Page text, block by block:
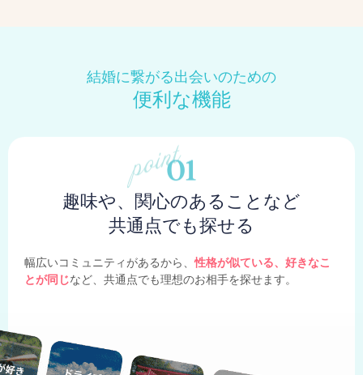
結婚に繋がる出会いのための
便利な機能
趣味や、関心のあることなど
共通点でも探せる
幅広いコミュニティがあるから、性格が似ている、好きなこ
とが同じなど、共通点でも理想のお相手を探せます。